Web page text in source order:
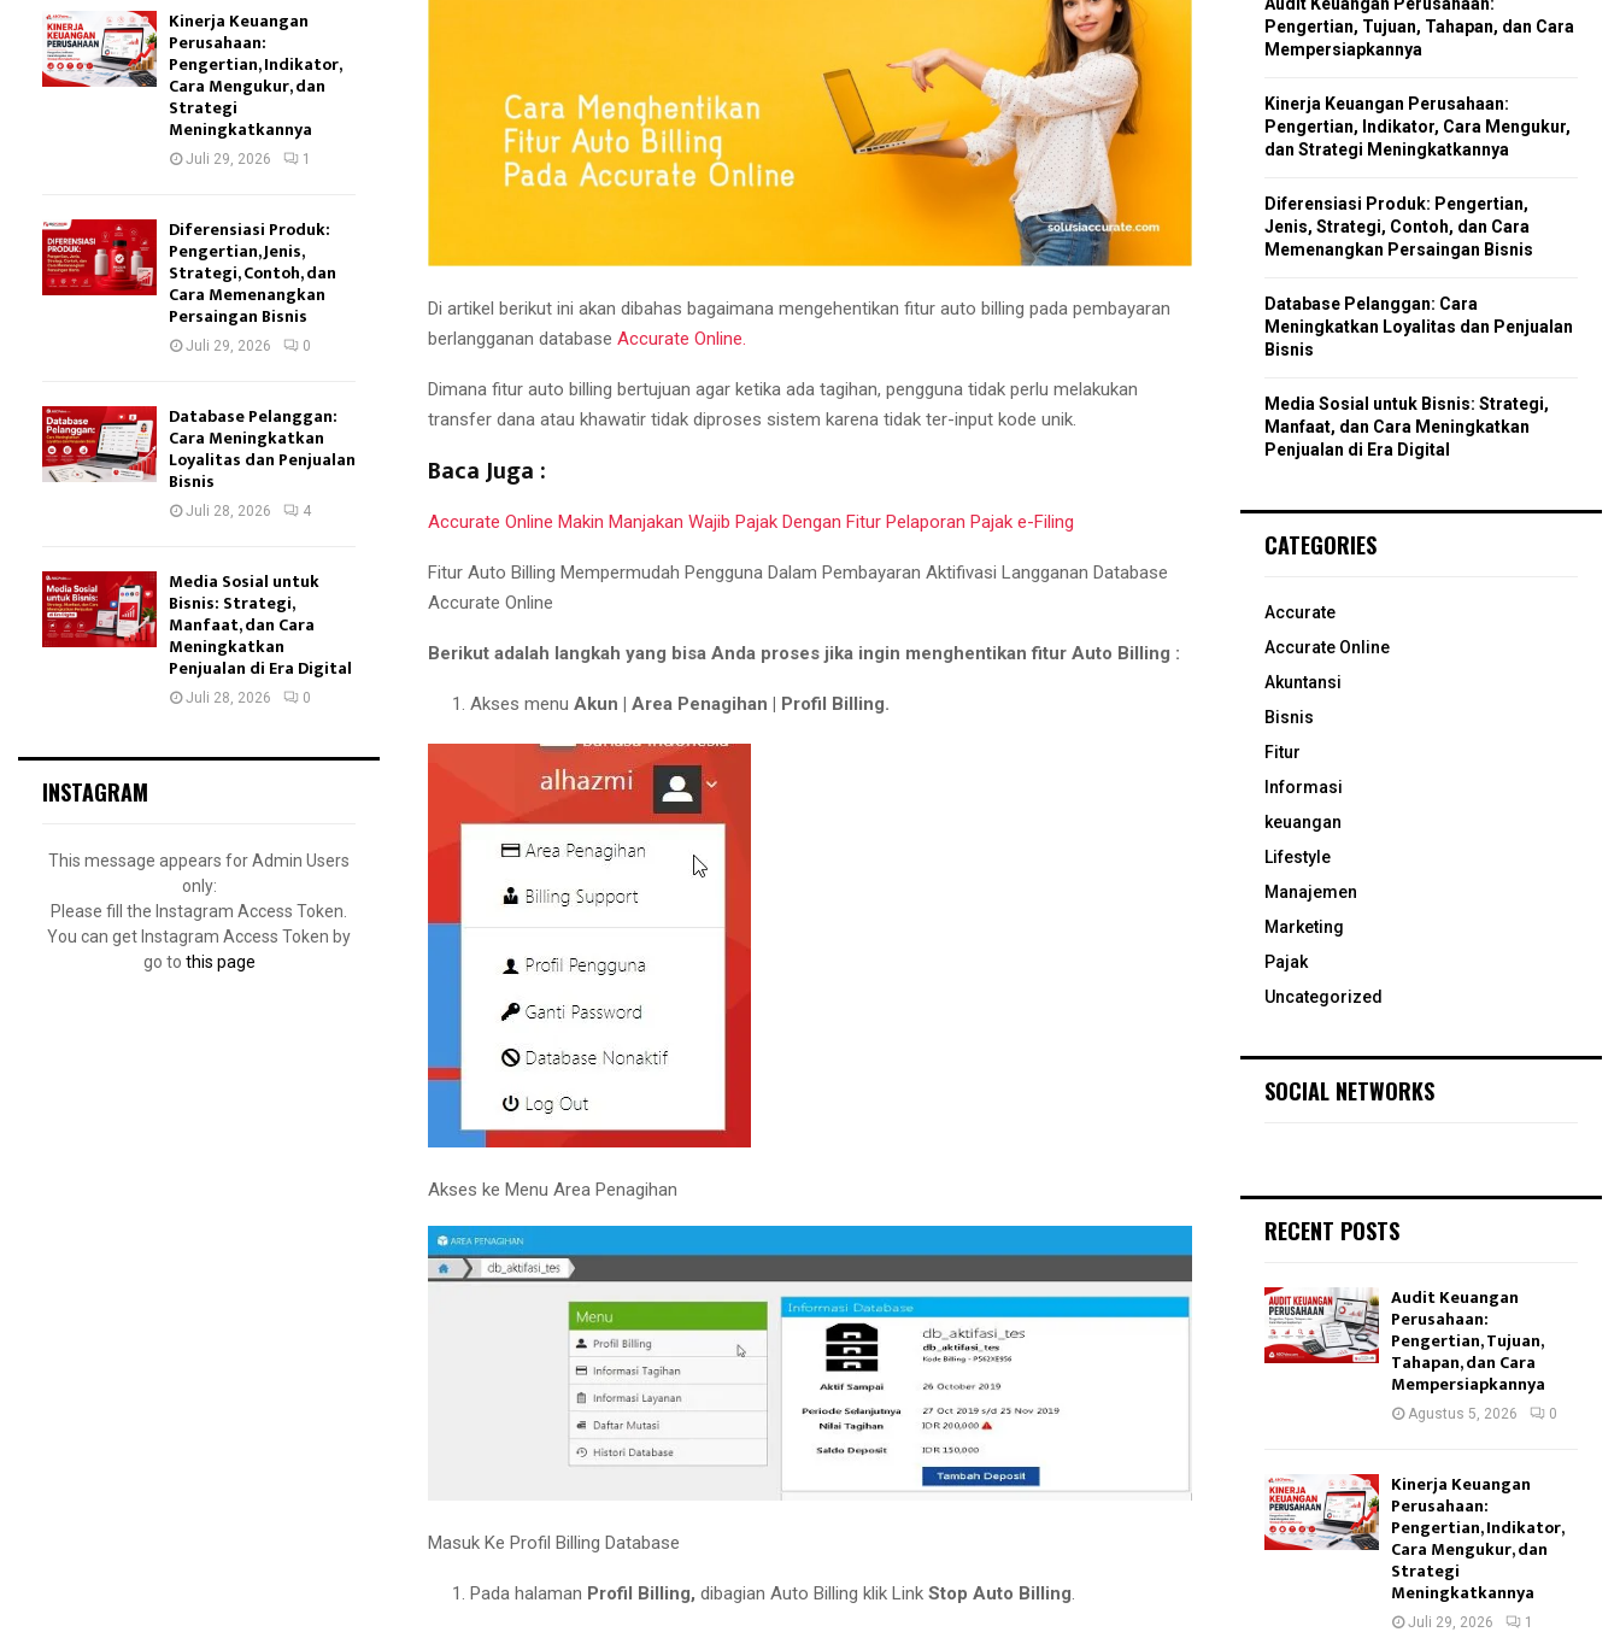
Di artikel berikut ini akan dibahas bagaimana mengehentikan fitur auto billing pada pembayaran
berlangganan database Accurate Online.
Dimana fitur auto billing bertujuan agar ketika ada tagihan, pengguna tidak perlu melakukan
transfer dana atau khawatir tidak diproses sistem karena tidak ter-input kode unik.
Baca Juga :
Accurate Online Makin Manjakan Wajib Pajak Dengan Fitur Pelaporan Pajak e-Filing
Fitur Auto Billing Mempermudah Pengguna Dalam Pembayaran Aktifivasi Langganan Database
Accurate Online
Berikut adalah langkah yang bisa Anda proses jika ingin menghentikan fitur Auto Billing :
Akses menu Akun | Area Penagihan | Profil Billing.
Akses ke Menu Area Penagihan
Masuk Ke Profil Billing Database
Pada halaman Profil Billing, dibagian Auto Billing klik Link Stop Auto Billing.
Kinerja Keuangan
Perusahaan:
Pengertian, Indikator,
Cara Mengukur, dan
Strategi
Meningkatkannya
Juli 29, 2026 1
Diferensiasi Produk:
Pengertian, Jenis,
Strategi, Contoh, dan
Cara Memenangkan
Persaingan Bisnis
Juli 29, 2026 0
Database Pelanggan:
Cara Meningkatkan
Loyalitas dan Penjualan
Bisnis
Juli 28, 2026 4
Media Sosial untuk
Bisnis: Strategi,
Manfaat, dan Cara
Meningkatkan
Penjualan di Era Digital
Juli 28, 2026 0
INSTAGRAM
This message appears for Admin Users
only:
Please fill the Instagram Access Token.
You can get Instagram Access Token by
go to this page
r
:
R
Pengertian, Tujuan, Tahapan, dan Cara
Mempersiapkannya
Kinerja Keuangan Perusahaan:
Pengertian, Indikator, Cara Mengukur,
dan Strategi Meningkatkannya
Diferensiasi Produk: Pengertian,
Jenis, Strategi, Contoh, dan Cara
Memenangkan Persaingan Bisnis
Database Pelanggan: Cara
Meningkatkan Loyalitas dan Penjualan
Bisnis
Media Sosial untuk Bisnis: Strategi,
Manfaat, dan Cara Meningkatkan
Penjualan di Era Digital
CATEGORIES
Accurate
Accurate Online
Akuntansi
Bisnis
Fitur
Informasi
keuangan
Lifestyle
Manajemen
Marketing
Pajak
Uncategorized
SOCIAL NETWORKS
RECENT POSTS
Audit Keuangan
Perusahaan:
Pengertian, Tujuan,
Tahapan, dan Cara
Mempersiapkannya
Agustus 5, 2026 0
Kinerja Keuangan
Perusahaan:
Pengertian, Indikator,
Cara Mengukur, dan
Strategi
Meningkatkannya
Juli 29, 2026 1